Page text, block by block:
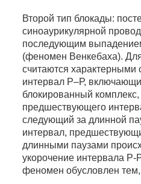
Второй тип блокады:
синоаурикулярной
последующим
(феномен Венкебаха).
считаются характерными
интервал Р–Р,
блокированный
предшествующего
следующий за длинной
интервал,
длинными паузами
укорочение интервала Р-
феномен обусловлен